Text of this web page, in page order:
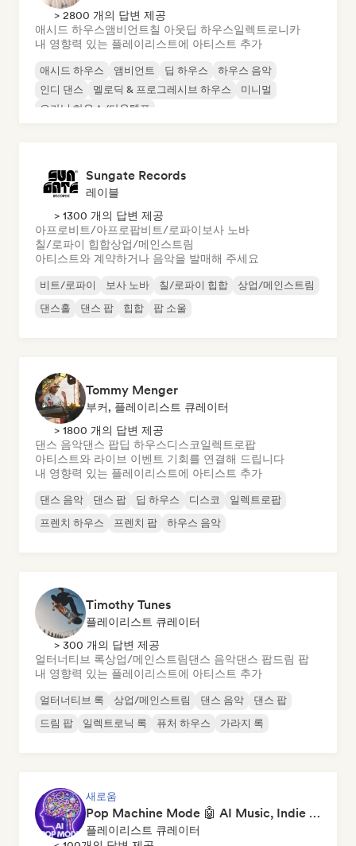
> 2800 개의 답변 제공
애시드 하우스앰비언트칠 아웃딥 하우스일렉트로니카
내 영향력 있는 플레이리스트에 아티스트 추가
애시드 하우스 앰비언트 딥 하우스
하우스 음악
인디 댄스
멜로딕 & 프로그레시브 하우스
미니멀
오가닉 하우스/다운템포
Sungate Records
레이블
> 1300 개의 답변 제공
아프로비트/아프로팝비트/로파이 보사 노바
칠/로파이 힙합상업/메인스트림
아티스트와 계약하거나 음악을 발매해 주세요
비트/로파이 보사 노바 칠/로파이 힙합
상업/메인스트림
댄스홀
댄스 팝 힙합 팝 소울
Tommy Menger
부커, 플레이리스트 큐레이터
> 1800 개의 답변 제공
댄스 음악댄스 팝딥 하우스디스코일렉트로팝
아티스트와 라이브 이벤트 기회를 연결해 드립니다
내 영향력 있는 플레이리스트에 아티스트 추가
댄스 음악 댄스 팝 딥 하우스 디스코
일렉트로팝
프렌치 하우스
프렌치 팝 하우스 음악
Timothy Tunes
플레이리스트 큐레이터
> 300 개의 답변 제공
얼터너티브 록상업/메인스트림댄스 음악댄스 팝드림 팝
내 영향력 있는 플레이리스트에 아티스트 추가
얼터너티브 록 상업/메인스트림 댄스 음악
댄스 팝
드림 팝
일렉트로닉 록 퓨처 하우스 가라지 록
새로움
Pop Machine Mode 🤖 AI Music, Indie Pop & Dream Pop
플레이리스트 큐레이터